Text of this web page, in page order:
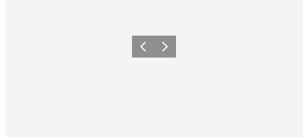
ZurückWeiter